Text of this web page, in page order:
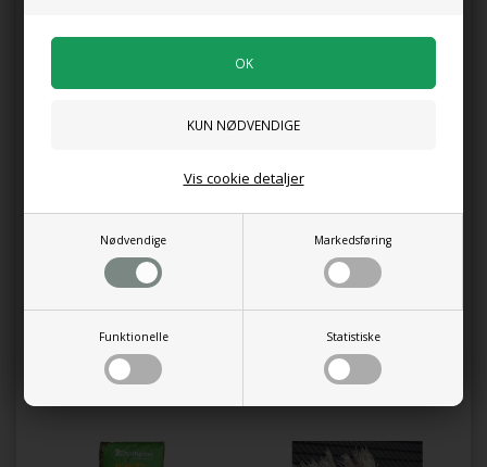
Nødvendige Markedsføring
Funktionelle Statistiske
Vis cookie detaljer
Produktet er endnu ikke anmeldt.
Græsfrø fritidshus 0,8 kg
119,95 DKK
Græsfrø Turfline 100 g.
55,00 DKK